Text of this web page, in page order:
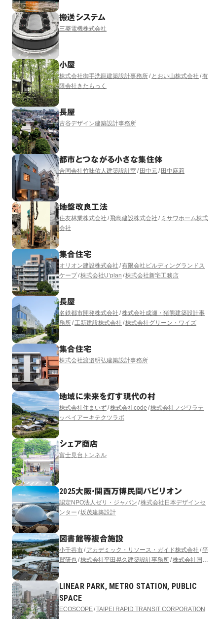
搬送システム
三菱電機株式会社
小屋
株式会社御手洗龍建築設計事務所 とおい山株式会社 有
限会社きたもっく
長屋
古谷デザイン建築設計事務所
都市とつながる小さな集住体
合同会社竹味佑人建築設計室 田中元 田中麻莉
地盤改良工法
住友林業株式会社 飛島建設株式会社
ミサワホーム株式
会社
集合住宅
オリオン建設株式会社 有限会社ビルディングランドス
ケープ 株式会社U’plan 株式会社新宅工務店
長屋
名鉄都市開発株式会社 株式会社成瀬・猪熊建築設計事
務所 工新建設株式会社 株式会社グリーン・ワイズ
集合住宅
株式会社渡邉明弘建築設計事務所
地域に未来を灯す現代の村
株式会社住まいず 株式会社code 株式会社フジワラテ
ッペイアーキテクツラボ
シェア商店
富士見台トンネル
2025大阪・関西万博民間パビリオン
認定NPO法人ゼリ・ジャパン 株式会社日本デザインセ
ンター 坂茂建築設計
図書館等複合施設
小千谷市 アカデミック・リソース・ガイド株式会社 平
賀研也 株式会社平田晃久建築設計事務所 株式会社国際
LINEAR PARK, METRO STATION, PUBLIC
SPACE
ECOSCOPE TAIPEI RAPID TRANSIT CORPORATION